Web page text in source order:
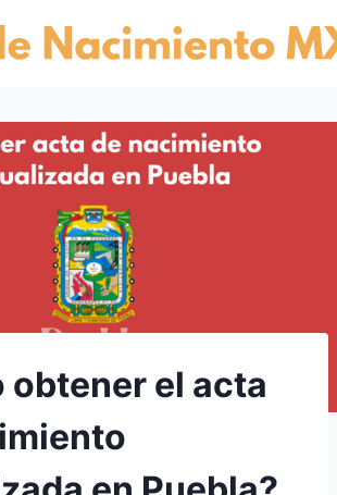
obtener el acta